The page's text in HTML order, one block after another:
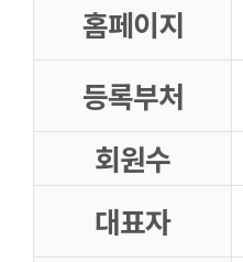
홈페이지
등록부처
회원수
대표자